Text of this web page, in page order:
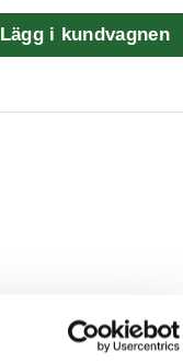
Lägg i kundvagnen